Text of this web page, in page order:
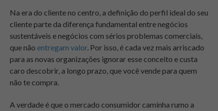
Na era do cliente no centro, a definição do perfil ideal do seu
cliente parte da diferença fundamental entre negócios
sustentáveis e negócios com sérios problemas comerciais,
que não entregam valor. Por isso, é cada vez mais arriscado
para as novas organizações ignorar esse conceito e custa
caro descobrir, a longo prazo, que você vende para quem
não te compra.
A verdade é que o mercado consumidor caminha rumo a